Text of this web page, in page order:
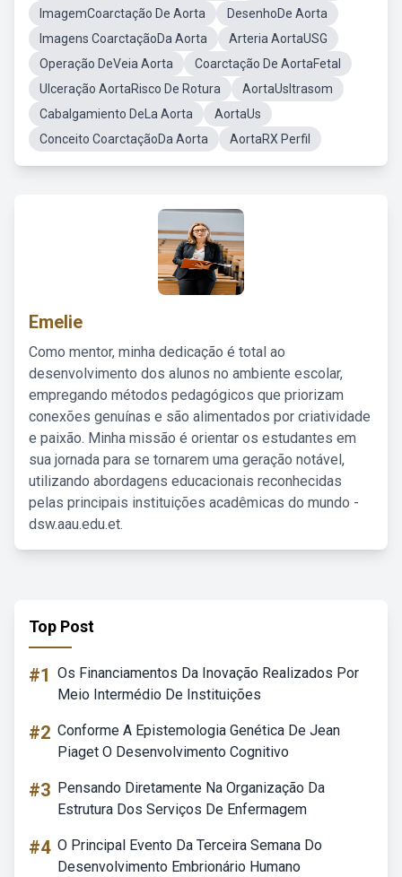
ImagemCoarctação De Aorta
DesenhoDe Aorta
Imagens CoarctaçãoDa Aorta
Arteria AortaUSG
Operação DeVeia Aorta
Coarctação De AortaFetal
Ulceração AortaRisco De Rotura
AortaUsltrasom
Cabalgamiento DeLa Aorta
AortaUs
Conceito CoarctaçãoDa Aorta
AortaRX Perfil
Emelie
Como mentor, minha dedicação é total ao
desenvolvimento dos alunos no ambiente escolar,
empregando métodos pedagógicos que priorizam
conexões genuínas e são alimentados por criatividade
e paixão. Minha missão é orientar os estudantes em
sua jornada para se tornarem uma geração notável,
utilizando abordagens educacionais reconhecidas
pelas principais instituições acadêmicas do mundo -
dsw.aau.edu.et.
Top Post
#1 Os Financiamentos Da Inovação Realizados Por
Meio Intermédio De Instituições
#2 Conforme A Epistemologia Genética De Jean
Piaget O Desenvolvimento Cognitivo
#3 Pensando Diretamente Na Organização Da
Estrutura Dos Serviços De Enfermagem
#4 O Principal Evento Da Terceira Semana Do
Desenvolvimento Embrionário Humano